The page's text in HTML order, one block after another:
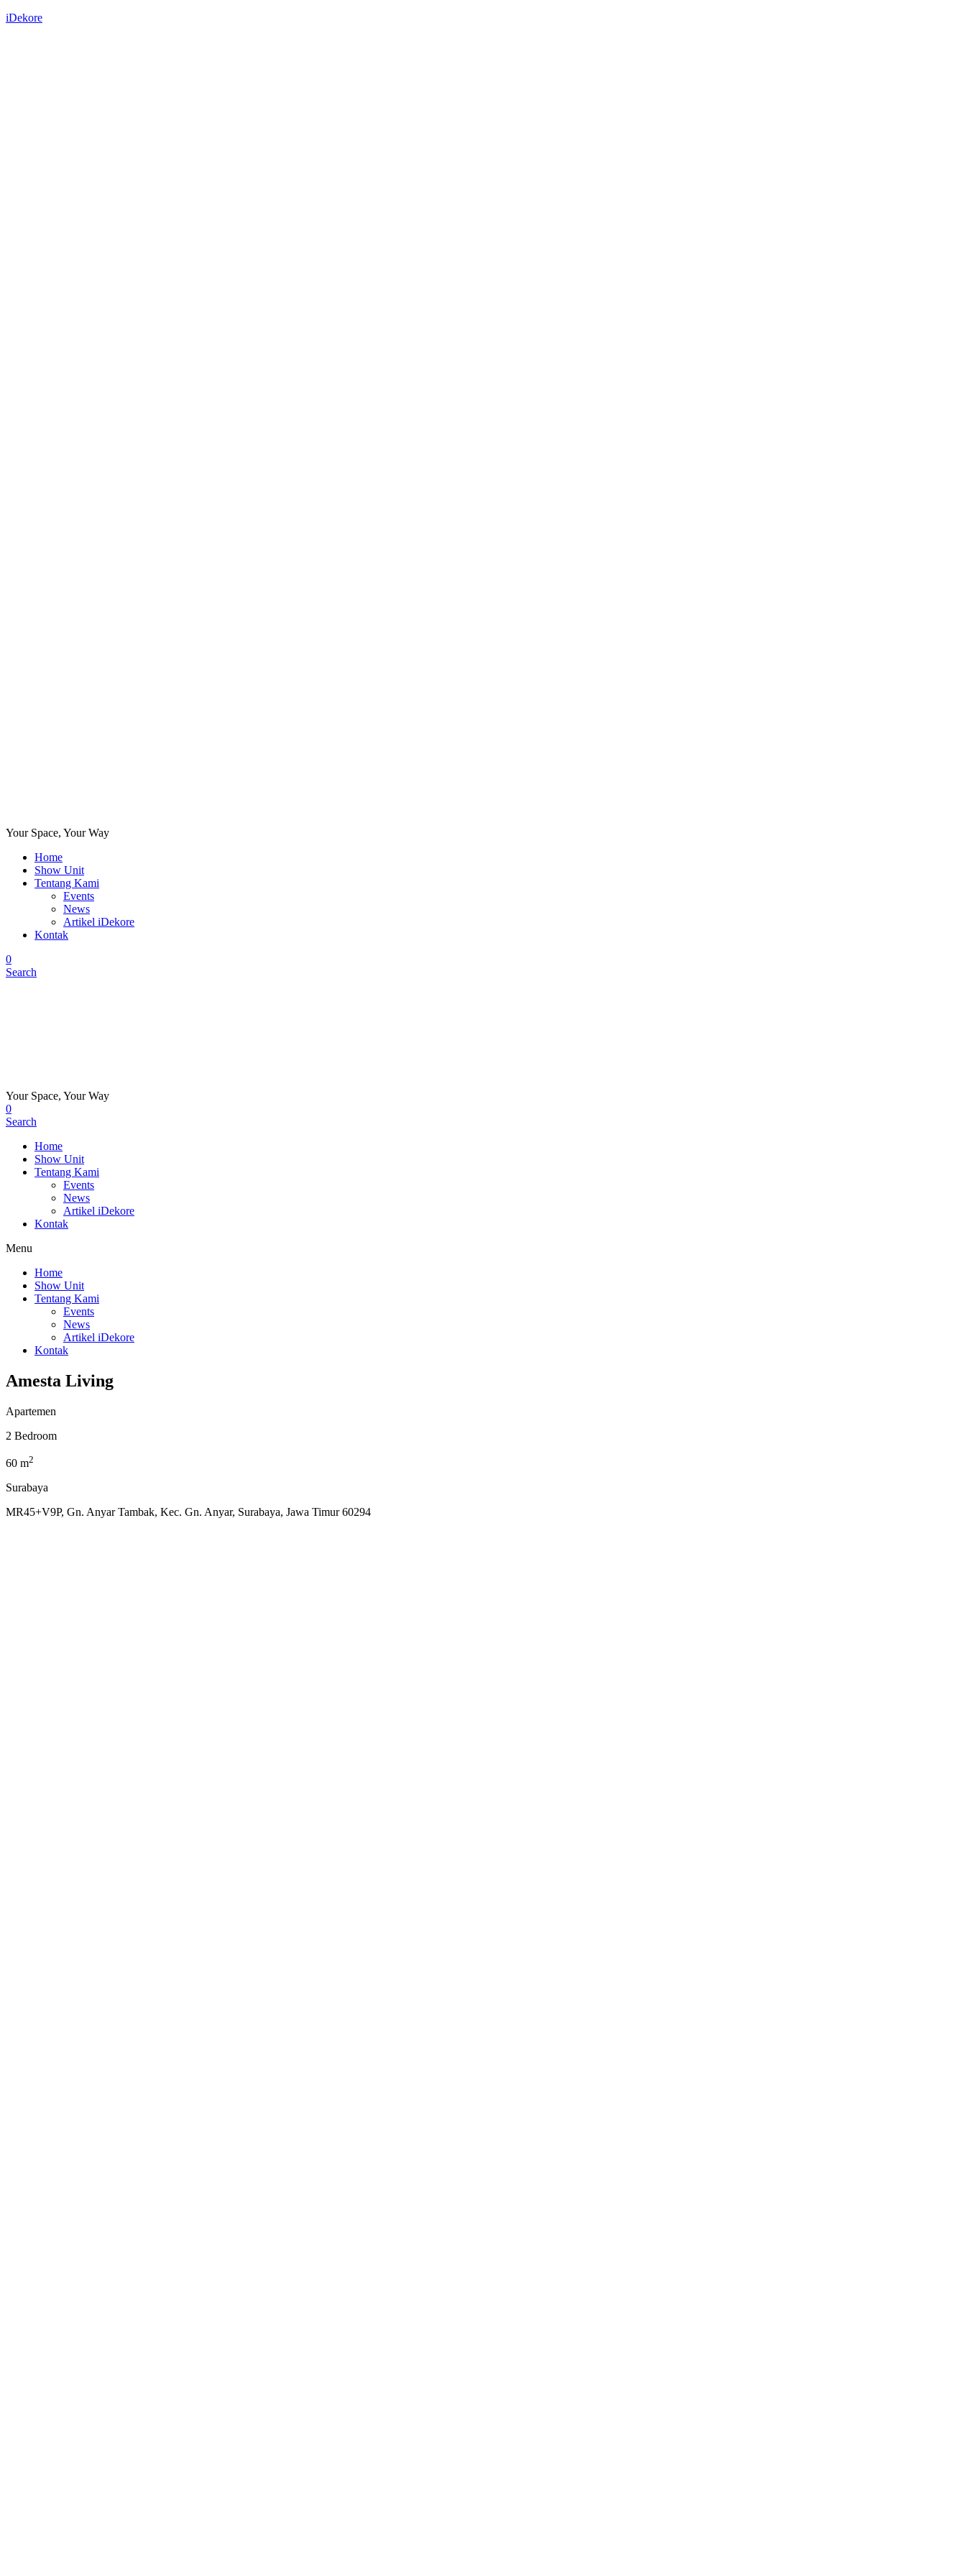
iDekore
Your Space, Your Way
Home
Show Unit
Tentang Kami
Events
News
Artikel iDekore
Kontak
0
Search
Your Space, Your Way
0
Search
Home
Show Unit
Tentang Kami
Events
News
Artikel iDekore
Kontak
Menu
Home
Show Unit
Tentang Kami
Events
News
Artikel iDekore
Kontak
Amesta Living
Apartemen
2 Bedroom
60 m2
Surabaya
MR45+V9P, Gn. Anyar Tambak, Kec. Gn. Anyar, Surabaya, Jawa Timur 60294